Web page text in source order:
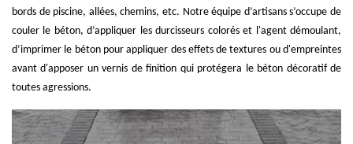
bords de piscine, allées, chemins, etc. Notre équipe d’artisans s’occupe de
couler le béton, d’appliquer les durcisseurs colorés et l'agent démoulant,
d’imprimer le béton pour appliquer des effets de textures ou d'empreintes
avant d'apposer un vernis de finition qui protégera le béton décoratif de
toutes agressions.